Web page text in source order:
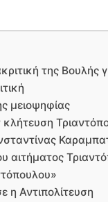
της Βουλής
μειοψηφίας
κλήτευση
αιτήματος
η Αντιπολίτευση